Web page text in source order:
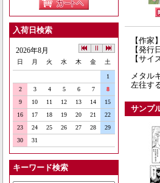
入荷日検索
2026年8月
日 月 火 水 木 金 土
1
2
3 4 5 6 7
8
9
10 11 12 13 14
15
16
17 18 19 20 21
22
23
24 25 26 27 28
29
30
31
キーワード検索
【作家
【発行
【サイ
メタル
左往す
サンプ